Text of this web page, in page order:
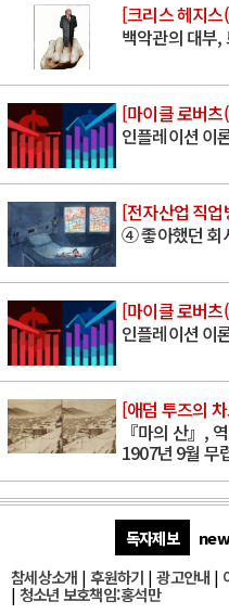
[크리스 헤지
백악관의 대부,
[마이클 로버
인플레이션 이
[전자산업 직
④ 좋아했던 회
[마이클 로버
인플레이션 이
[애덤 투즈의
『마의 산』,
1907년 9월 무
독자제보
참세상소개 | 후원하기 |광고안내 |
| 청소년 보호책임:홍석만